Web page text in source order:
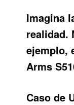
Imagina
realidad.
ejemplo,
Arms
Caso de